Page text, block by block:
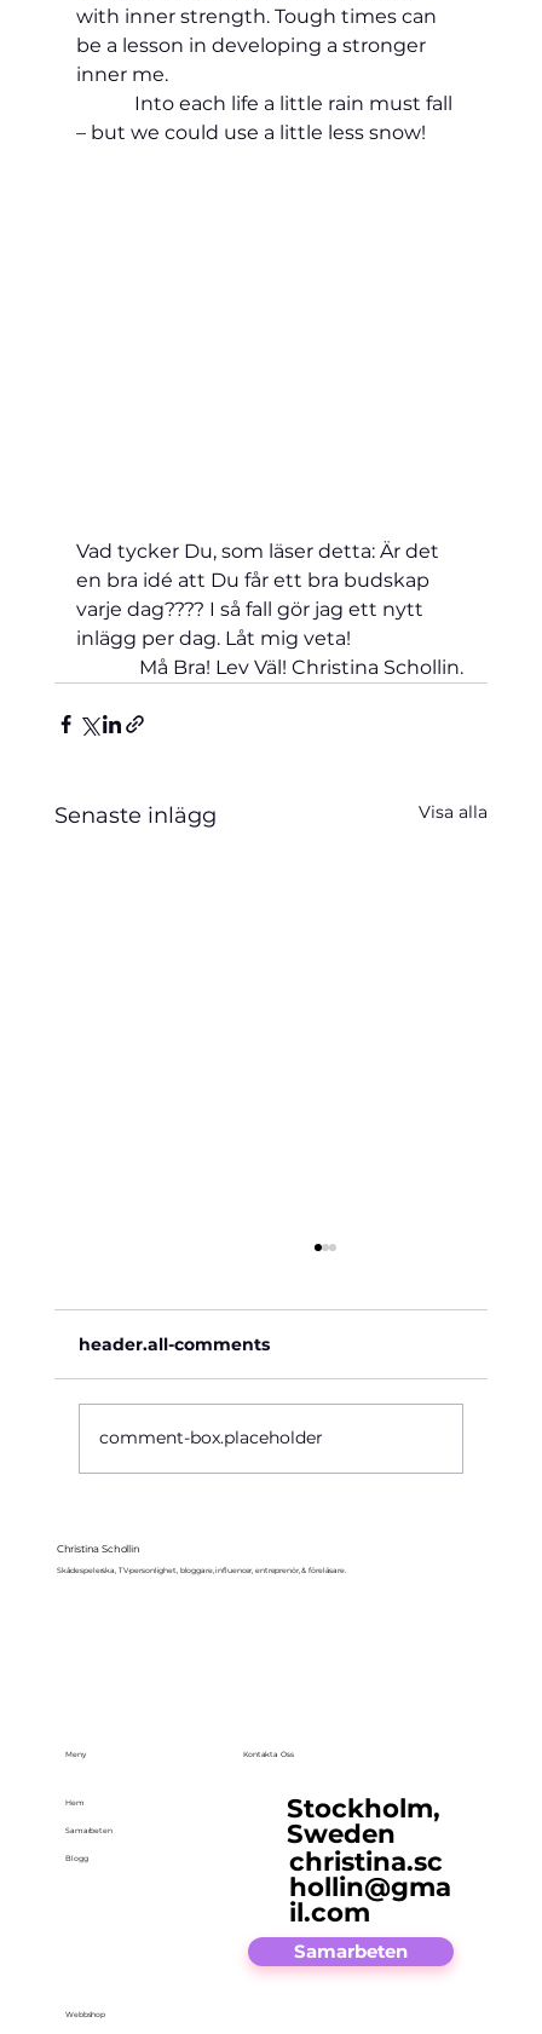
with inner strength. Tough times can
be a lesson in developing a stronger
inner me.
Into each life a little rain must fall
– but we could use a little less snow!
Vad tycker Du, som läser detta: Är det
en bra idé att Du får ett bra budskap
varje dag???? I så fall gör jag ett nytt
inlägg per dag. Låt mig veta!
Må Bra! Lev Väl! Christina Schollin.
Senaste inlägg Visa alla
header.all-comments
comment-box.placeholder
Christina Schollin
Skådespelerska, TV-personlighet, bloggare, influencer, entreprenör, & föreläsare.
Meny
Hem
Samarbeten
Blogg
Webbshop
Kontakta Oss
Stockholm,
Sweden
christina.sc
hollin@gma
il.com
Samarbeten